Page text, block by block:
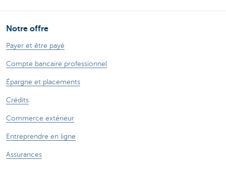
Notre offre
Payer et être payé
Compte bancaire professionnel
Épargne et placements
Crédits
Commerce extérieur
Entreprendre en ligne
Assurances